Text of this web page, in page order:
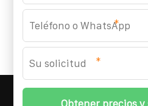
Sistema de armario de
ASNEF ENERGY STORAGE
*
*